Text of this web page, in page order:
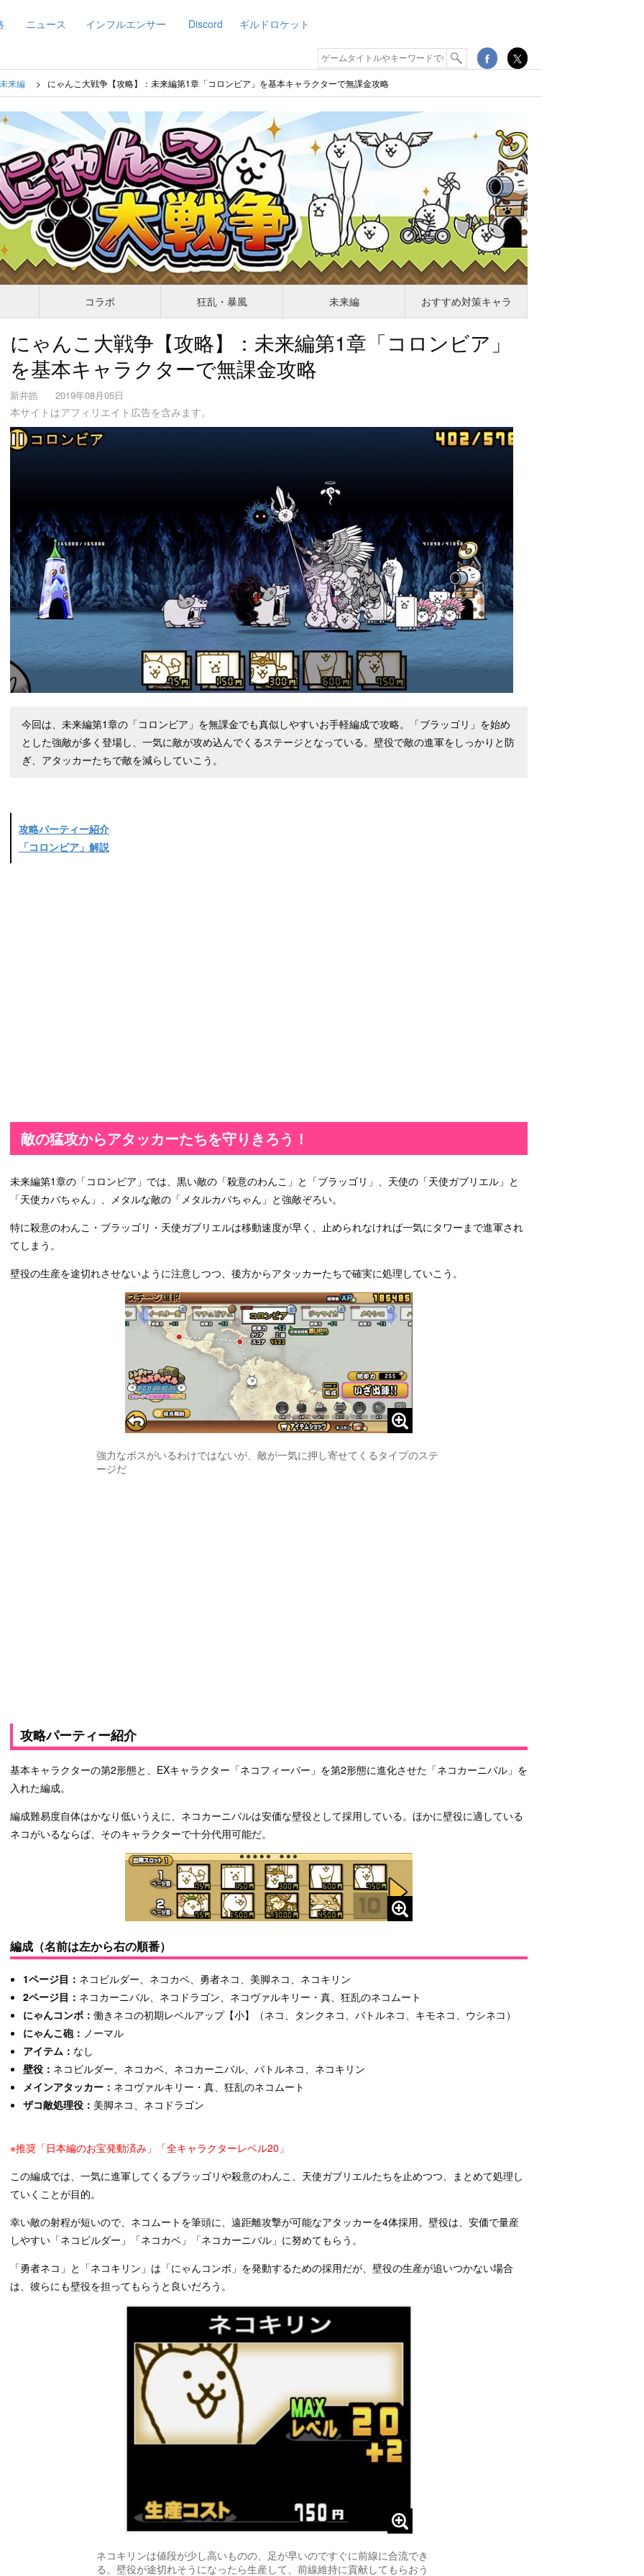
ニュース インフルエンサー Discord ギルドロケット
未来編 にゃんこ大戦争【攻略】：未来編第1章「コロンビア」を基本キャラクターで無課金攻略
コラボ 狂乱・暴風 未来編 おすすめ対策キャラ
にゃんこ大戦争【攻略】：未来編第1章「コロンビア」
を基本キャラクターで無課金攻略
新井皓 2019年08月05日
本サイトはアフィリエイト広告を含みます。
今回は、未来編第1章の「コロンビア」を無課金でも真似しやすいお手軽編成で攻略。「ブラッゴリ」を始め
とした強敵が多く登場し、一気に敵が攻め込んでくるステージとなっている。壁役で敵の進軍をしっかりと防
ぎ、アタッカーたちで敵を減らしていこう。
攻略パーティー紹介
「コロンビア」解説
敵の猛攻からアタッカーたちを守りきろう！
未来編第1章の「コロンビア」では、黒い敵の「殺意のわんこ」と「ブラッゴリ」、天使の「天使ガブリエル」と
「天使カバちゃん」、メタルな敵の「メタルカバちゃん」と強敵ぞろい。
特に殺意のわんこ・ブラッゴリ・天使ガブリエルは移動速度が早く、止められなければ一気にタワーまで進軍され
てしまう。
壁役の生産を途切れさせないように注意しつつ、後方からアタッカーたちで確実に処理していこう。
強力なボスがいるわけではないが、敵が一気に押し寄せてくるタイプのステ
ージだ
攻略パーティー紹介
基本キャラクターの第2形態と、EXキャラクター「ネコフィーバー」を第2形態に進化させた「ネコカーニバル」を
入れた編成。
編成難易度自体はかなり低いうえに、ネコカーニバルは安価な壁役として採用している。ほかに壁役に適している
ネコがいるならば、そのキャラクターで十分代用可能だ。
編成（名前は左から右の順番）
1ページ目： ネコビルダー、ネコカベ、勇者ネコ、美脚ネコ、ネコキリン
2ページ目： ネコカーニバル、ネコドラゴン、ネコヴァルキリー・真、狂乱のネコムート
にゃんコンボ：働きネコの初期レベルアップ【小】（ネコ、タンクネコ、バトルネコ、キモネコ、ウシネコ）
にゃんこ砲： ノーマル
アイテム： なし
壁役： ネコビルダー、ネコカベ、ネコカーニバル、バトルネコ、ネコキリン
メインアタッカー： ネコヴァルキリー・真、狂乱のネコムート
ザコ敵処理役： 美脚ネコ、ネコドラゴン
※推奨「日本編のお宝発動済み」「全キャラクターレベル20」
この編成では、一気に進軍してくるブラッゴリや殺意のわんこ、天使ガブリエルたちを止めつつ、まとめて処理し
ていくことが目的。
幸い敵の射程が短いので、ネコムートを筆頭に、遠距離攻撃が可能なアタッカーを4体採用。壁役は、安価で量産
しやすい「ネコビルダー」「ネコカベ」「ネコカーニバル」に努めてもらう。
「勇者ネコ」と「ネコキリン」は「にゃんコンボ」を発動するための採用だが、壁役の生産が追いつかない場合
は、彼らにも壁役を担ってもらうと良いだろう。
ネコキリンは値段が少し高いものの、足が早いのですぐに前線に合流でき
る。壁役が途切れそうになったら生産して、前線維持に貢献してもらおう